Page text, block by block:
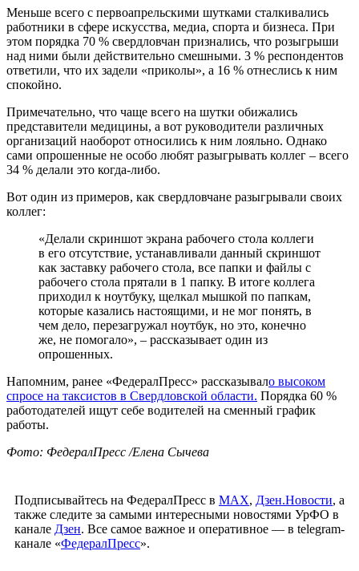
Меньше всего с первоапрельскими шутками сталкивались
работники в сфере искусства, медиа, спорта и бизнеса. При
этом порядка 70 % свердловчан признались, что розыгрыши
над ними были действительно смешными. 3 % респондентов
ответили, что их задели «приколы», а 16 % отнеслись к ним
спокойно.
Примечательно, что чаще всего на шутки обижались
представители медицины, а вот руководители различных
организаций наоборот относились к ним лояльно. Однако
сами опрошенные не особо любят разыгрывать коллег – всего
34 % делали это когда-либо.
Вот один из примеров, как свердловчане разыгрывали своих
коллег:
«Делали скриншот экрана рабочего стола коллеги
в его отсутствие, устанавливали данный скриншот
как заставку рабочего стола, все папки и файлы с
рабочего стола прятали в 1 папку. В итоге коллега
приходил к ноутбуку, щелкал мышкой по папкам,
которые казались настоящими, и не мог понять, в
чем дело, перезагружал ноутбук, но это, конечно
же, не помогало», – рассказывает один из
опрошенных.
Напомним, ранее «ФедералПресс» рассказывало высоком
спросе на таксистов в Свердловской области. Порядка 60 %
работодателей ищут себе водителей на сменный график
работы.
Фото: ФедералПресс /Елена Сычева
Подписывайтесь на ФедералПресс в МАХ, Дзен.Новости, а
также следите за самыми интересными новостями УрФО в
канале Дзен. Все самое важное и оперативное — в telegram-
канале «ФедералПресс».